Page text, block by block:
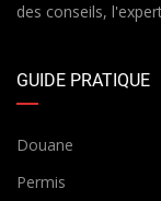
des conseils,
GUIDE PRATIQUE
Douane
Permis